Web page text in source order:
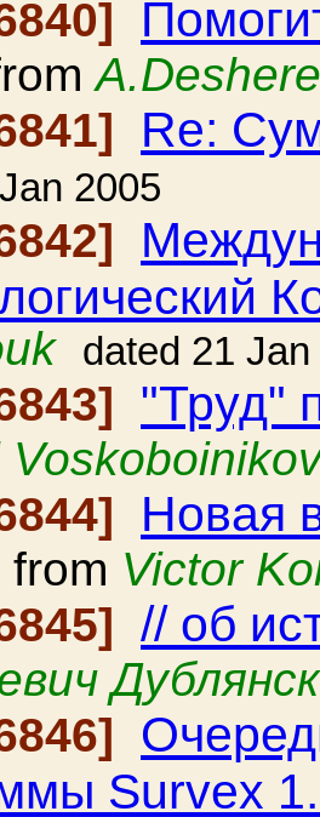
Re:
2005
dated 21
"Труд"
Новая
from Victor
// об
Survex